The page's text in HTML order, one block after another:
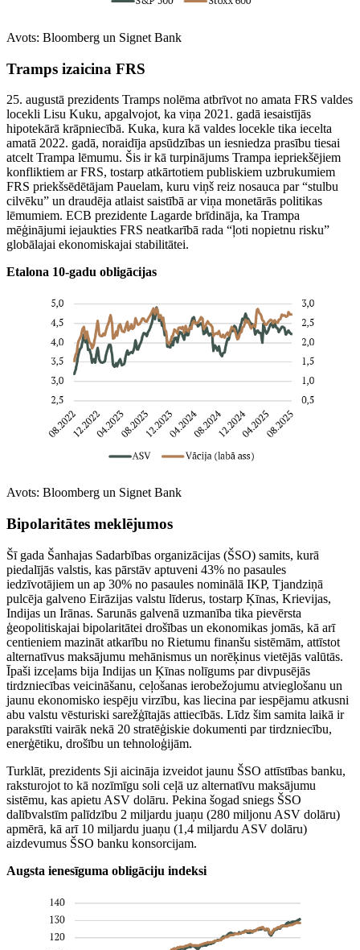
Avots: Bloomberg un Signet Bank
Tramps izaicina FRS
25. augustā prezidents Tramps nolēma atbrīvot no amata FRS valdes
locekli Lisu Kuku, apgalvojot, ka viņa 2021. gadā iesaistījās
hipotekārā krāpniecībā. Kuka, kura kā valdes locekle tika iecelta
amatā 2022. gadā, noraidīja apsūdzības un iesniedza prasību tiesai
atcelt Trampa lēmumu. Šis ir kā turpinājums Trampa iepriekšējiem
konfliktiem ar FRS, tostarp atkārtotiem publiskiem uzbrukumiem
FRS priekšsēdētājam Pauelam, kuru viņš reiz nosauca par “stulbu
cilvēku” un draudēja atlaist saistībā ar viņa monetārās politikas
lēmumiem. ECB prezidente Lagarde brīdināja, ka Trampa
mēģinājumi iejaukties FRS neatkarībā rada “ļoti nopietnu risku”
globālajai ekonomiskajai stabilitātei.
Etalona 10-gadu obligācijas
Avots: Bloomberg un Signet Bank
Bipolaritātes meklējumos
Šī gada Šanhajas Sadarbības organizācijas (ŠSO) samits, kurā
piedalījās valstis, kas pārstāv aptuveni 43% no pasaules
iedzīvotājiem un ap 30% no pasaules nominālā IKP, Tjandziņā
pulcēja galveno Eirāzijas valstu līderus, tostarp Ķīnas, Krievijas,
Indijas un Irānas. Sarunās galvenā uzmanība tika pievērsta
ģeopolitiskajai bipolaritātei drošības un ekonomikas jomās, kā arī
centieniem mazināt atkarību no Rietumu finanšu sistēmām, attīstot
alternatīvus maksājumu mehānismus un norēķinus vietējās valūtās.
Īpaši izceļams bija Indijas un Ķīnas nolīgums par divpusējās
tirdzniecības veicināšanu, ceļošanas ierobežojumu atvieglošanu un
jaunu ekonomisko iespēju virzību, kas liecina par iespējamu atkusni
abu valstu vēsturiski sarežģītajās attiecībās. Līdz šim samita laikā ir
parakstīti vairāk nekā 20 stratēģiskie dokumenti par tirdzniecību,
enerģētiku, drošību un tehnoloģijām.
Turklāt, prezidents Sji aicināja izveidot jaunu ŠSO attīstības banku,
raksturojot to kā nozīmīgu soli ceļā uz alternatīvu maksājumu
sistēmu, kas apietu ASV dolāru. Pekina šogad sniegs ŠSO
dalībvalstīm palīdzību 2 miljardu juaņu (280 miljonu ASV dolāru)
apmērā, kā arī 10 miljardu juaņu (1,4 miljardu ASV dolāru)
aizdevumus ŠSO banku konsorcijam.
Augsta ienesīguma obligāciju indeksi